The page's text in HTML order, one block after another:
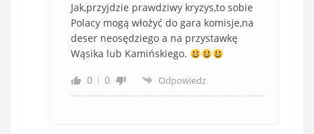
Jak,przyjdzie prawdziwy kryzys,to sobie
Polacy mogą włożyć do gara komisje,na
deser neosędziego a na przystawkę
Wąsika lub Kamińskiego.
0
0 Odpowiedz